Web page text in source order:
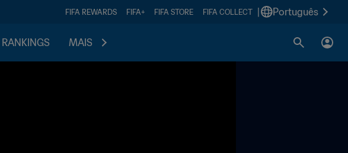
FIFA REWARDS FIFA+ FIFA STORE FIFA COLLECT Português
RANKINGS MAIS